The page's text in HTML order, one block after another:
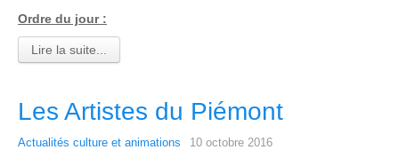
Ordre du jour :
Lire la suite...
Les Artistes du Piémont
Actualités culture et animations 10 octobre 2016